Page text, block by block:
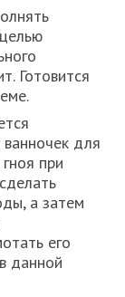
Готовится
для
при
а затем
его
данной